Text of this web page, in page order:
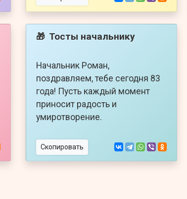
🎁 Тосты начальнику
Начальник Роман,
поздравляем, тебе сегодня 83
года! Пусть каждый момент
приносит радость и
умиротворение.
Скопировать